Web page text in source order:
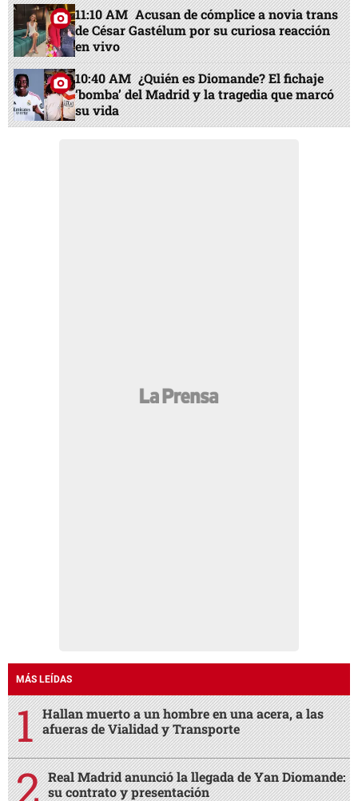
11:10 AM Acusan de cómplice a novia trans
de César Gastélum por su curiosa reacción
en vivo
10:40 AM ¿Quién es Diomande? El fichaje
‘bomba’ del Madrid y la tragedia que marcó
su vida
MÁS LEÍDAS
Hallan muerto a un hombre en una acera, a las
afueras de Vialidad y Transporte
Real Madrid anunció la llegada de Yan Diomande:
su contrato y presentación